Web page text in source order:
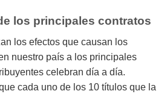
los principales contratos
los efectos que causan los
nuestro país a los principales
celebran día a día.
cada uno de los 10 títulos que la